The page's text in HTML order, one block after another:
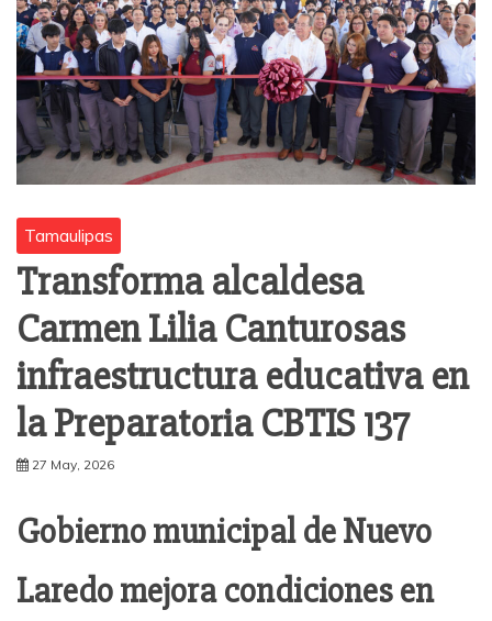
Tamaulipas
Transforma alcaldesa
Carmen Lilia Canturosas
infraestructura educativa en
la Preparatoria CBTIS 137
27 May, 2026
Gobierno municipal de Nuevo
Laredo mejora condiciones en